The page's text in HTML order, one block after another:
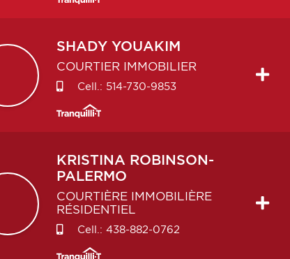
SHADY YOUAKIM
COURTIER IMMOBILIER
Cell.: 514-730-9853
KRISTINA ROBINSON-
PALERMO
COURTIÈRE IMMOBILIÈRE
RÉSIDENTIEL
Cell.: 438-882-0762